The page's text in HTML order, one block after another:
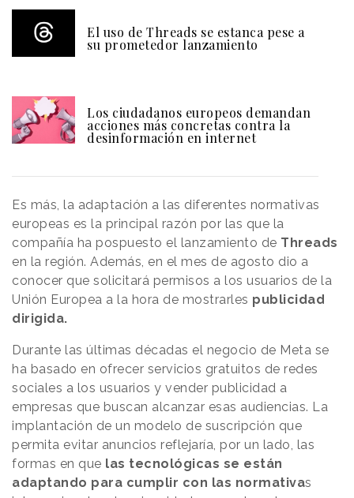
El uso de Threads se estanca pese a
su prometedor lanzamiento
Los ciudadanos europeos demandan
acciones más concretas contra la
desinformación en internet
Es más, la adaptación a las diferentes normativas
europeas es la principal razón por las que la
compañía ha pospuesto el lanzamiento de Threads
en la región. Además, en el mes de agosto dio a
conocer que solicitará permisos a los usuarios de la
Unión Europea a la hora de mostrarles publicidad
dirigida.
Durante las últimas décadas el negocio de Meta se
ha basado en ofrecer servicios gratuitos de redes
sociales a los usuarios y vender publicidad a
empresas que buscan alcanzar esas audiencias. La
implantación de un modelo de suscripción que
permita evitar anuncios reflejaría, por un lado, las
formas en que las tecnológicas se están
adaptando para cumplir con las normativas